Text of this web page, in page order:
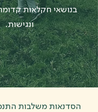
בנושאי חקלאות
ונגישות.
הסדנאות משלבות